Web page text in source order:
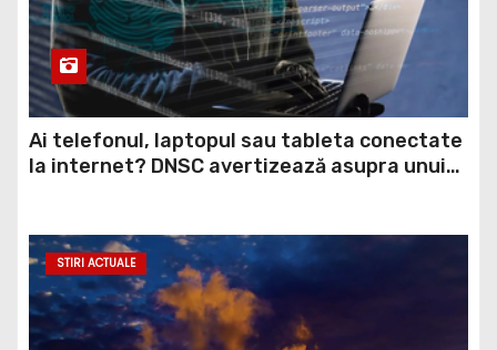
Ai telefonul, laptopul sau tableta conectate
la internet? DNSC avertizează asupra unui
STIRI ACTUALE